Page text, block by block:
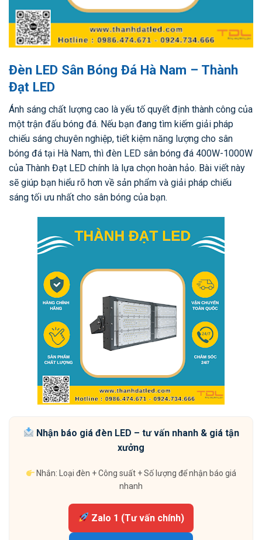
Đèn LED Sân Bóng Đá Hà Nam – Thành
Đạt LED
Ánh sáng chất lượng cao là yếu tố quyết định thành công của
một trận đấu bóng đá. Nếu bạn đang tìm kiếm giải pháp
chiếu sáng chuyên nghiệp, tiết kiệm năng lượng cho sân
bóng đá tại Hà Nam, thì đèn LED sân bóng đá 400W-1000W
của Thành Đạt LED chính là lựa chọn hoàn hảo. Bài viết này
sẽ giúp bạn hiểu rõ hơn về sản phẩm và giải pháp chiếu
sáng tối ưu nhất cho sân bóng của bạn.
Nhận báo giá đèn LED – tư vấn nhanh & giá tận
xưởng
Nhắn: Loại đèn + Công suất + Số lượng để nhận báo giá
nhanh
Zalo 1 (Tư vấn chính)